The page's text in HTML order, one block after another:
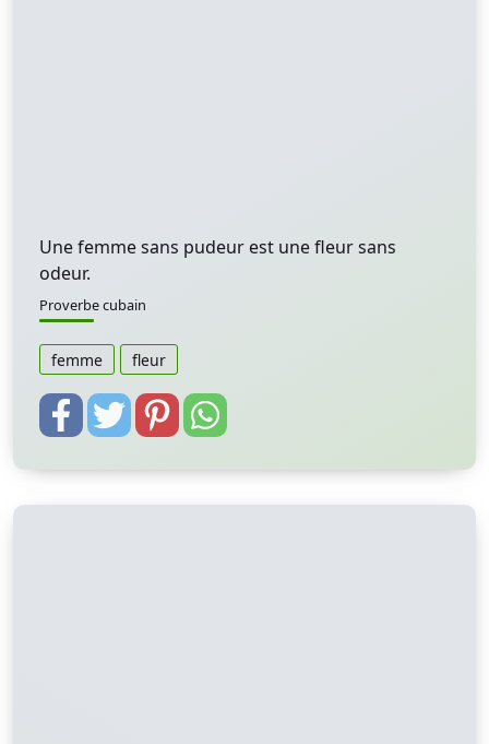
Une femme sans pudeur est une fleur sans
odeur.
Proverbe cubain
femme fleur